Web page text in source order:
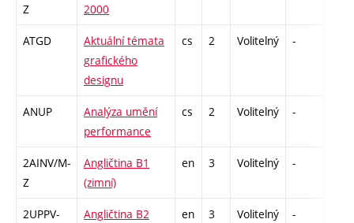
Z
2000
ATGD
Aktuální témata
grafického
designu
cs 2 Volitelný -
ANUP
Analýza umění
performance
cs 2 Volitelný -
2AINV/M-
Z
Angličtina B1
(zimní)
en 3 Volitelný -
2UPPV-
Angličtina B2
en 3 Volitelný -